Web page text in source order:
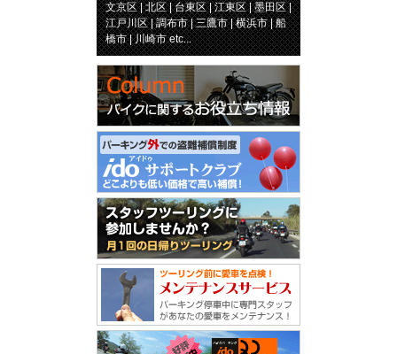
文京区 | 北区 | 台東区 | 江東区 | 墨田区 |
江戸川区 | 調布市 | 三鷹市 | 横浜市 | 船
橋市 | 川崎市 etc...